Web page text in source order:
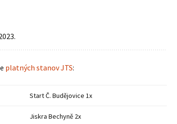
platných stanov JTS:
Start Č. Budějovice 1x
Jiskra Bechyně 2x